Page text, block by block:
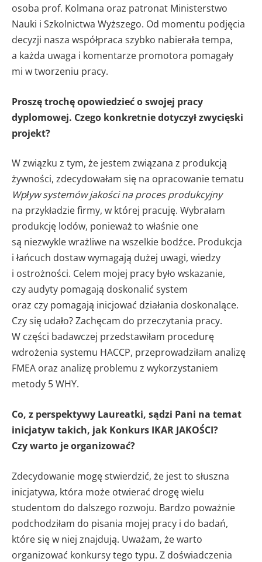
osoba prof. Kolmana oraz patronat Ministerstwo
Nauki i Szkolnictwa Wyższego. Od momentu podjęcia
decyzji nasza współpraca szybko nabierała tempa,
a każda uwaga i komentarze promotora pomagały
mi w tworzeniu pracy.
Proszę trochę opowiedzieć o swojej pracy
dyplomowej. Czego konkretnie dotyczył zwycięski
projekt?
W związku z tym, że jestem związana z produkcją
żywności, zdecydowałam się na opracowanie tematu
Wpływ systemów jakości na proces produkcyjny
na przykładzie firmy, w której pracuję. Wybrałam
produkcję lodów, ponieważ to właśnie one
są niezwykle wrażliwe na wszelkie bodźce. Produkcja
i łańcuch dostaw wymagają dużej uwagi, wiedzy
i ostrożności. Celem mojej pracy było wskazanie,
czy audyty pomagają doskonalić system
oraz czy pomagają inicjować działania doskonalące.
Czy się udało? Zachęcam do przeczytania pracy.
W części badawczej przedstawiłam procedurę
wdrożenia systemu HACCP, przeprowadziłam analizę
FMEA oraz analizę problemu z wykorzystaniem
metody 5 WHY.
Co, z perspektywy Laureatki, sądzi Pani na temat
inicjatyw takich, jak Konkurs IKAR JAKOŚCI?
Czy warto je organizować?
Zdecydowanie mogę stwierdzić, że jest to słuszna
inicjatywa, która może otwierać drogę wielu
studentom do dalszego rozwoju. Bardzo poważnie
podchodziłam do pisania mojej pracy i do badań,
które się w niej znajdują. Uważam, że warto
organizować konkursy tego typu. Z doświadczenia